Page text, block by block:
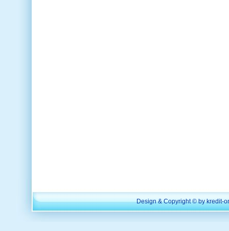
Design & Copyright © by kredit-